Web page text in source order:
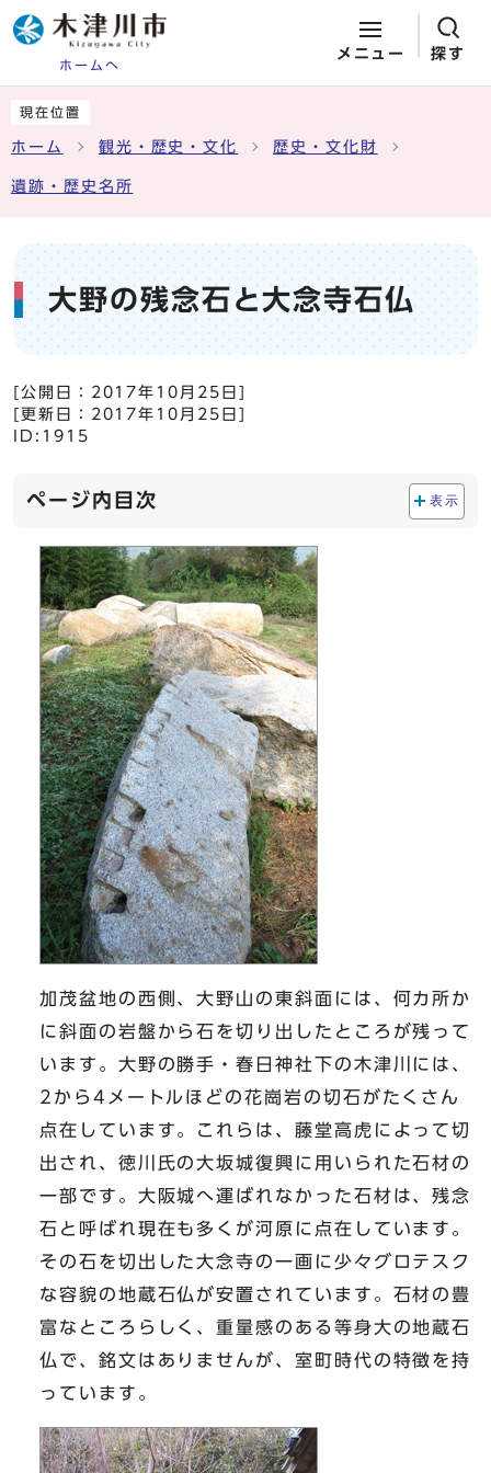
ホームへ
メニュー 探す
現在位置
ホーム 観光・歴史・文化 歴史・文化財
遺跡・歴史名所
大野の残念石と大念寺石仏
[公開日： 2017年10月25日
[更新日： 2017年10月25日
ID:1915
ページ内目次 表示
加茂盆地の西側、大野山の東斜面には、何カ所か
に斜面の岩盤から石を切り出したところが残って
います。大野の勝手・春日神社下の木津川には、
2から4メートルほどの花崗岩の切石がたくさん
点在しています。これらは、藤堂高虎によって切
出され、徳川氏の大坂城復興に用いられた石材の
一部です。大阪城へ運ばれなかった石材は、残念
石と呼ばれ現在も多くが河原に点在しています。
その石を切出した大念寺の一画に少々グロテスク
な容貌の地蔵石仏が安置されています。石材の豊
富なところらしく、重量感のある等身大の地蔵石
仏で、銘文はありませんが、室町時代の特徴を持
っています。